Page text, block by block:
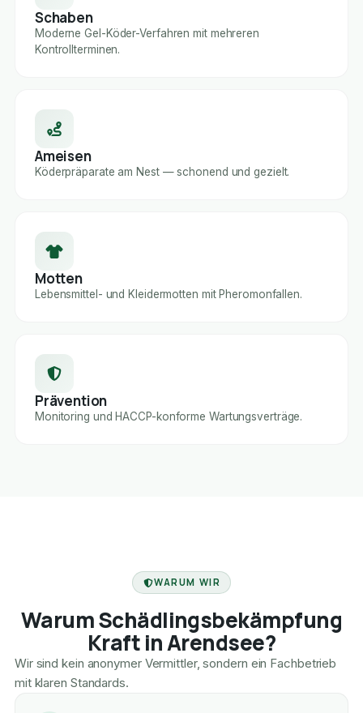
Schaben
Moderne Gel-Köder-Verfahren mit mehreren
Kontrollterminen.
Ameisen
Köderpräparate am Nest — schonend und gezielt.
Motten
Lebensmittel- und Kleidermotten mit Pheromonfallen.
Prävention
Monitoring und HACCP-konforme Wartungsverträge.
WARUM WIR
Warum Schädlingsbekämpfung
Kraft in Arendsee?
Wir sind kein anonymer Vermittler, sondern ein Fachbetrieb
mit klaren Standards.